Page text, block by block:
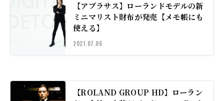
【アブラサス】ローランドモデルの新
ミニマリスト財布が発売【メモ帳にも
使える】
2021.07.06
【ROLAND GROUP HD】ローラン